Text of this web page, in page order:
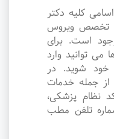
کلیه دکتر
تخصص ویروس
است. برای
می توانید وارد
خود شوید. در
از جمله خدمات
نظام پزشکی،
تلفن مطب